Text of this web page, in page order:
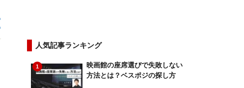
人気記事ランキング
1
映画館の座席選びで失敗しない
方法とは？ベスポジの探し方